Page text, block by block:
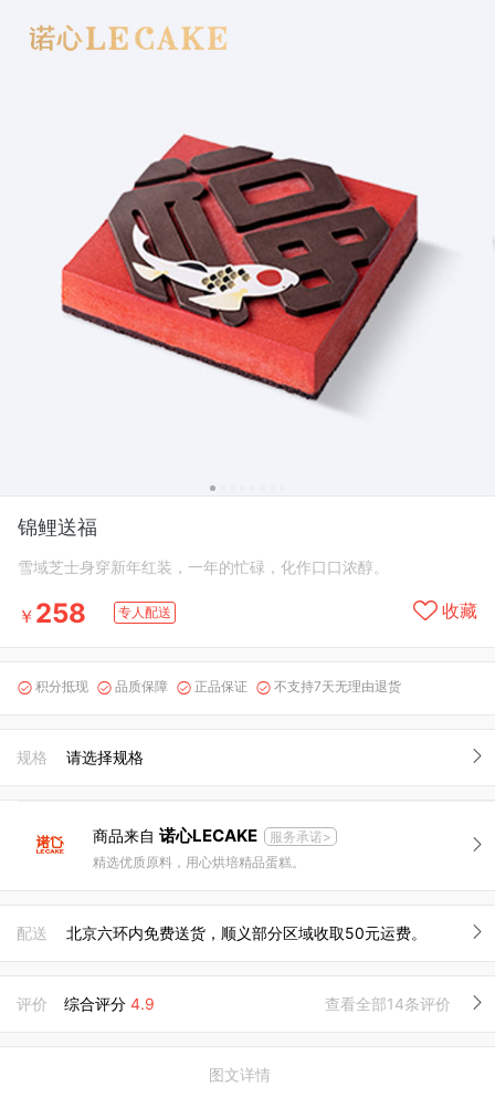
锦鲤送福
雪域芝士身穿新年红装，一年的忙碌，化作口口浓醇。
￥ 258 专人配送 收藏
 积分抵现  品质保障  正品保证  不支持7天无理由退货
规格 请选择规格
商品来自 诺心LECAKE
服务承诺>
精选优质原料，用心烘培精品蛋糕。
配送 北京六环内免费送货，顺义部分区域收取50元运费。
评价 综合评分 4.9 查看全部14条评价
图文详情